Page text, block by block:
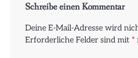
Schreibe einen Kommentar
Deine E-Mail-Adresse wird
Erforderliche Felder sind mit *